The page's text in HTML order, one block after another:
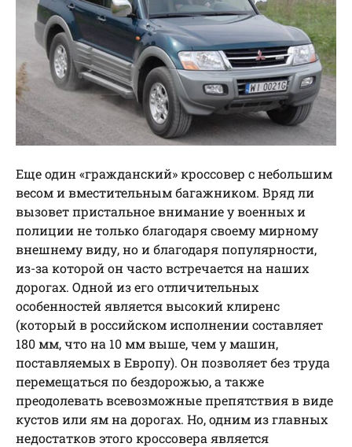
Еще один «гражданский» кроссовер с небольшим
весом и вместительным багажником. Вряд ли
вызовет пристальное внимание у военных и
полиции не только благодаря своему мирному
внешнему виду, но и благодаря популярности,
из-за которой он часто встречается на наших
дорогах. Одной из его отличительных
особенностей является высокий клиренс
(который в российском исполнении составляет
180 мм, что на 10 мм выше, чем у машин,
поставляемых в Европу). Он позволяет без труда
перемещаться по бездорожью, а также
преодолевать всевозможные препятствия в виде
кустов или ям на дорогах. Но, одним из главных
недостатков этого кроссовера является